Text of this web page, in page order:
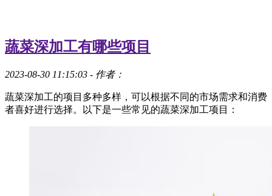
蔬菜深加工有哪些项目
2023-08-30 11:15:03 - 作者：
蔬菜深加工的项目多种多样，可以根据不同的市场需求和消费
者喜好进行选择。以下是一些常见的蔬菜深加工项目：